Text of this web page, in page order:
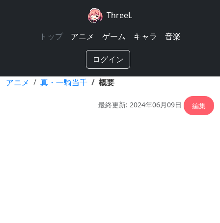
ThreeL
トップ
アニメ ゲーム キャラ 音楽
ログイン
アニメ 真・一騎当千 概要
最終更新: 2024年06月09日 編集